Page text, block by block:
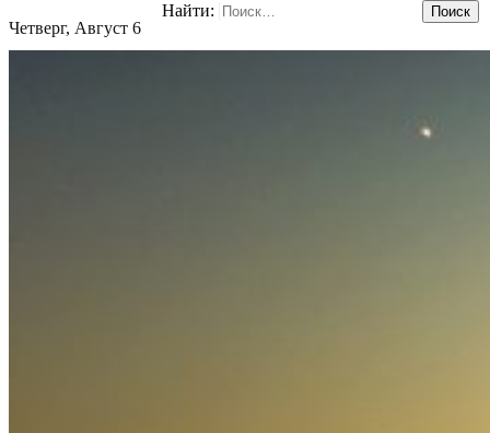
Четверг, Август 6
Найти: